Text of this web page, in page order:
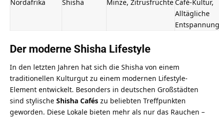
Nordafrika
Shisha Minze, ZitrusfrüchteCafé-Kultur,
Alltägliche
Entspannung
Der moderne Shisha Lifestyle
In den letzten Jahren hat sich die Shisha von einem
traditionellen Kulturgut zu einem modernen Lifestyle-
Element entwickelt. Besonders in deutschen Großstädten
sind stylische Shisha Cafés zu beliebten Treffpunkten
geworden. Diese Lokale bieten mehr als nur das Rauchen –